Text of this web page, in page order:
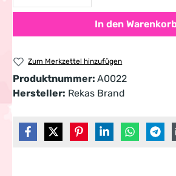
In den
Zum Merkzettel hinzufügen
Produktnummer: A0022
Hersteller: Rekas Brand